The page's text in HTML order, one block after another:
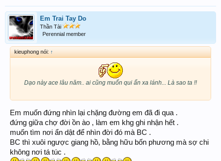
Em Trai Tay Do
Thần Tài
Perennial member
kieuphong nói: ↑
Dạo này ace lâu năm.. ai cũng muốn qui ẩn xa lánh... Là sao ta !!
Em muốn đứng nhìn lại chặng đường em đã đi qua .
đứng giữa chợ đời ồn ào , làm em khg ghi nhận hết .
muốn tìm nơi ẩn dật để nhìn đời đó mà BC .
BC thì xuôi ngược giang hồ, bằng hữu bốn phương mà sợ chi
không nơi tá túc .